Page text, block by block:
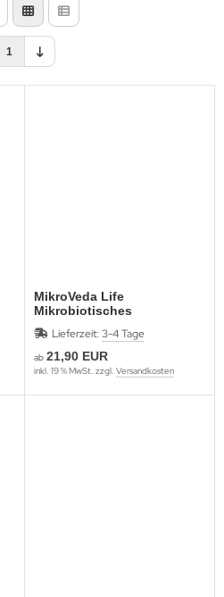
1
MikroVeda Life
Mikrobiotisches
Flüssigferment
Lieferzeit: 3-4 Tage
ab 21,90 EUR
inkl. 19 % MwSt. zzgl. Versandkosten